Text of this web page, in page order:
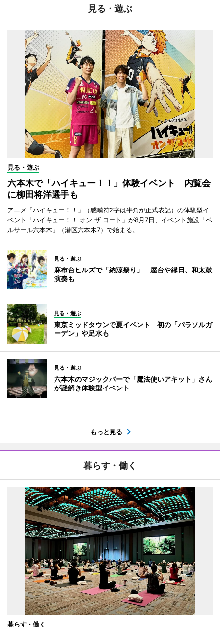
見る・遊ぶ
見る・遊ぶ
六本木で「ハイキュー！！」体験イベント 内覧会
に柳田将洋選手も
アニメ「ハイキュー！！」（感嘆符2字は半角が正式表記）の体験型イ
ベント「ハイキュー！！ オン ザ コート」が8月7日、イベント施設「ベ
ルサール六本木」（港区六本木7）で始まる。
見る・遊ぶ
麻布台ヒルズで「納涼祭り」 屋台や縁日、和太鼓
演奏も
見る・遊ぶ
東京ミッドタウンで夏イベント 初の「パラソルガ
ーデン」や足水も
見る・遊ぶ
六本木のマジックバーで「魔法使いアキット」さん
が謎解き体験型イベント
もっと見る
暮らす・働く
暮らす・働く